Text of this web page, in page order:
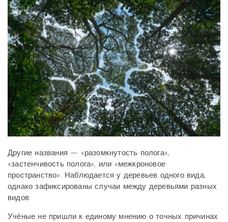
Другие названия — «разомкнутость полога»,
«застенчивость полога», или «межкроновое
пространство». Наблюдается у деревьев одного вида,
однако зафиксированы случаи между деревьями разных
видов.
Учёные не пришли к единому мнению о точных причинах